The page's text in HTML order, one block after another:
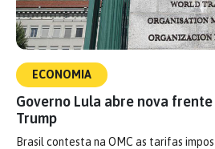
ECONOMIA
Governo Lula abre nova
Trump
Brasil contesta na OMC as tarifas